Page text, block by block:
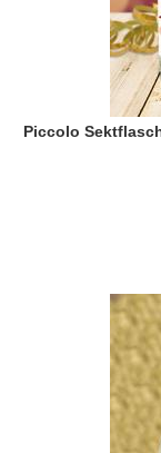
Piccolo